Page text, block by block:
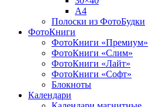
A4
Полоски из ФотоБудки
ФотоКниги
ФотоКниги «Премиум»
ФотоКниги «Слим»
ФотоКниги «Лайт»
ФотоКниги «Софт»
Блокноты
Календари